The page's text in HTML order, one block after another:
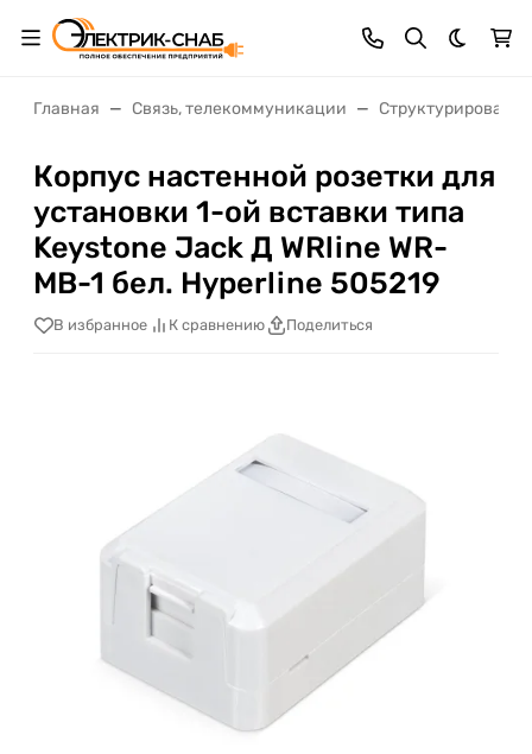
Темная
Главная Связь, телекоммуникации
Корпус настенной розетки для
установки 1-ой вставки типа
Keystone Jack Д WRline WR-
MB-1 бел. Hyperline 505219
В избранное К сравнению Поделиться